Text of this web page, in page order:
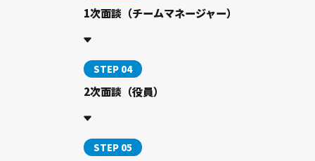
1次面談（チームマネージャー）
STEP 04
2次面談（役員）
STEP 05